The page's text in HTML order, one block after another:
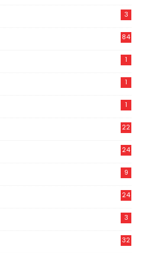
3
84
1
1
1
22
24
9
24
3
32